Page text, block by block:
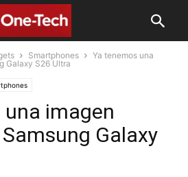
Smartphones
Ya tenemos una
Galaxy S26 Ultra
imagen
Galaxy